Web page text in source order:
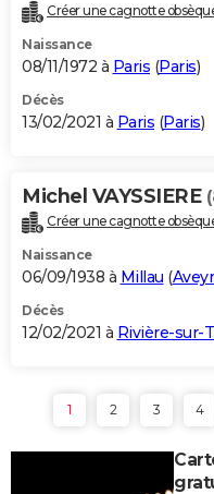
Créer une cagnotte
Naissance
08/11/1972 à Paris (Paris)
Décès
13/02/2021 à Paris (Paris)
Michel VAYSSIERE
Créer une cagnotte
Naissance
06/09/1938 à Millau (
Décès
12/02/2021 à Rivière-sur-
1 2 3 4